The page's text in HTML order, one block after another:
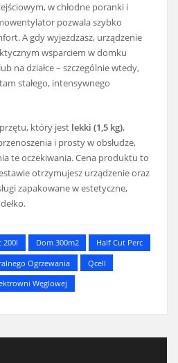
w chłodne poranki i
pozwala szybko
A gdy wyjeżdżasz, urządzenie
wsparciem w domku
na działce – szczególnie wtedy,
stałego, intensywnego
który jest lekki (1,5 kg),
i prosty w obsłudze,
te oczekiwania. Cena produktu to
otrzymujesz urządzenie oraz
zapakowane w estetyczne,
200l Dom 300m2
Half Cut Perc
Ogrzewania
Qcell
Węglowej